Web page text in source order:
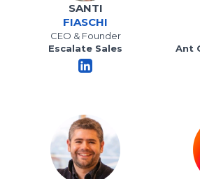
SANTI
FIASCHI
CEO & Founder
Escalate Sales
Ant